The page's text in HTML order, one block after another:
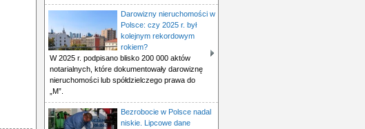
Darowizny nieruchomości w
Polsce: czy 2025 r. był
kolejnym rekordowym
rokiem?
W 2025 r. podpisano blisko 200 000 aktów
notarialnych, które dokumentowały darowiznę
nieruchomości lub spółdzielczego prawa do
„M”.
Bezrobocie w Polsce nadal
niskie. Lipcowe dane